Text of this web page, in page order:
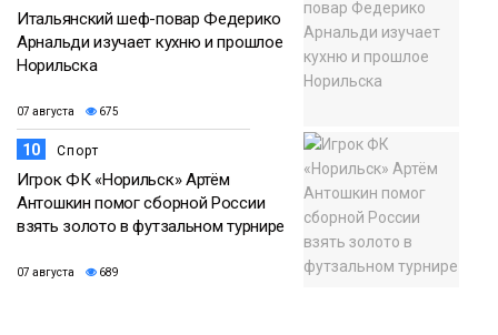
Итальянский шеф-повар Федерико
Арнальди изучает кухню и прошлое
Норильска
07 августа 675
10 Спорт
Игрок ФК «Норильск» Артём
Антошкин помог сборной России
взять золото в футзальном турнире
07 августа 689